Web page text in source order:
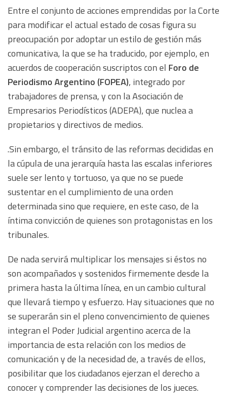
Entre el conjunto de acciones emprendidas por la Corte
para modificar el actual estado de cosas figura su
preocupación por adoptar un estilo de gestión más
comunicativa, la que se ha traducido, por ejemplo, en
acuerdos de cooperación suscriptos con el Foro de
Periodismo Argentino (FOPEA), integrado por
trabajadores de prensa, y con la Asociación de
Empresarios Periodísticos (ADEPA), que nuclea a
propietarios y directivos de medios.
.Sin embargo, el tránsito de las reformas decididas en
la cúpula de una jerarquía hasta las escalas inferiores
suele ser lento y tortuoso, ya que no se puede
sustentar en el cumplimiento de una orden
determinada sino que requiere, en este caso, de la
íntima convicción de quienes son protagonistas en los
tribunales.
De nada servirá multiplicar los mensajes si éstos no
son acompañados y sostenidos firmemente desde la
primera hasta la última línea, en un cambio cultural
que llevará tiempo y esfuerzo. Hay situaciones que no
se superarán sin el pleno convencimiento de quienes
integran el Poder Judicial argentino acerca de la
importancia de esta relación con los medios de
comunicación y de la necesidad de, a través de ellos,
posibilitar que los ciudadanos ejerzan el derecho a
conocer y comprender las decisiones de los jueces.